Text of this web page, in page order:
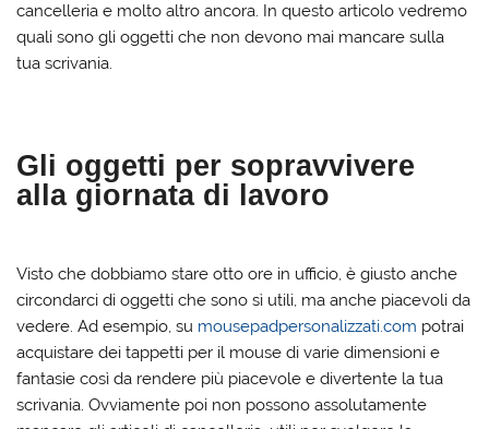
cancelleria e molto altro ancora. In questo articolo vedremo
quali sono gli oggetti che non devono mai mancare sulla
tua scrivania.
Gli oggetti per sopravvivere
alla giornata di lavoro
Visto che dobbiamo stare otto ore in ufficio, è giusto anche
circondarci di oggetti che sono sì utili, ma anche piacevoli da
vedere. Ad esempio, su mousepadpersonalizzati.com potrai
acquistare dei tappetti per il mouse di varie dimensioni e
fantasie così da rendere più piacevole e divertente la tua
scrivania. Ovviamente poi non possono assolutamente